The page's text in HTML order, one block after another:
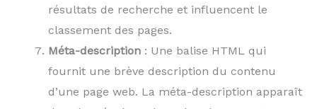
résultats de recherche et influencent le
classement des pages.
Méta-description : Une balise HTML qui
fournit une brève description du contenu
d’une page web. La méta-description apparaît